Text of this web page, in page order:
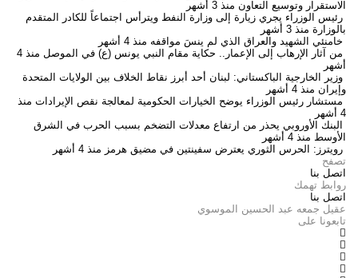
الاستقرار وتوسيع التعاون منذ 3 أشهر
رئيس الوزراء يجري زيارة إلى وزارة النفط ويترأس اجتماعاً للكادر المتقدم
بالوزارة منذ 3 أشهر
خامنئي الشهيد والعراق الذي لم ينسَ مواقفه منذ 4 أشهر
من آثار الإرهاب إلى الإعمار.. حكاية مقام النبي يونس (ع) في الموصل
منذ 4
أشهر
وزير الخارجية الباكستاني: لبنان أحد أبرز نقاط الخلاف بين الولايات المتحدة
وإيران منذ 4 أشهر
مستشار رئيس الوزراء يوضح الخيارات الحكومية لمعالجة نقص الإيرادات منذ
4 أشهر
البنك الأوروبي يحذر من ارتفاع معدلات التضخم بسبب الحرب في الشرق
الأوسط منذ 4 أشهر
رويترز: الحرس الثوري يعترض سفينتين في مضيق هرمز منذ 4 أشهر
تصفح
اتصل بنا
روابط تهمك
اتصل بنا
عقيل جمعه عبد الحسين الموسوي
تابعونا على